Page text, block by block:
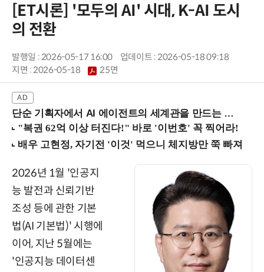
[ET시론] '모두의 AI' 시대, K-AI 도시
의 전환
발행일 : 2026-05-17 16:00
업데이트 : 2026-05-18 09:18
지면 :2026-05-18 25면
단순 기획자에서 AI 에이전트의 세계관을 만드는 지식 설계자로.. (8/20 강남역)
2026년 1월 '인공지
능 발전과 신뢰기반
조성 등에 관한 기본
법(AI 기본법)' 시행에
이어, 지난 5월에는
'인공지능 데이터센